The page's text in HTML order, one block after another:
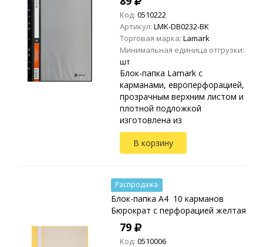
Код: 0510222
Артикул: LMK-DB0232-BK
Торговая марка: Lamark
Минимальная единица отгрузки:
шт
Блок-папка Lamark с
карманами, европерфорацией,
прозрачным верхним листом и
плотной подложкой
изготовлена из
высококачественного
полипропилена.
Предназначена для хранения и
неперфорированных до...
В корзину
Распродажа
Блок-папка A4 10 карманов
Бюрократ с перфорацией желтая
79
Код: 0510006